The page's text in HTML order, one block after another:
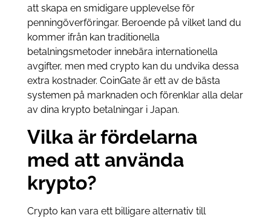
att skapa en smidigare upplevelse för
penningöverföringar. Beroende på vilket land du
kommer ifrån kan traditionella
betalningsmetoder innebära internationella
avgifter, men med crypto kan du undvika dessa
extra kostnader. CoinGate är ett av de bästa
systemen på marknaden och förenklar alla delar
av dina krypto betalningar i Japan.
Vilka är fördelarna
med att använda
krypto?
Crypto kan vara ett billigare alternativ till